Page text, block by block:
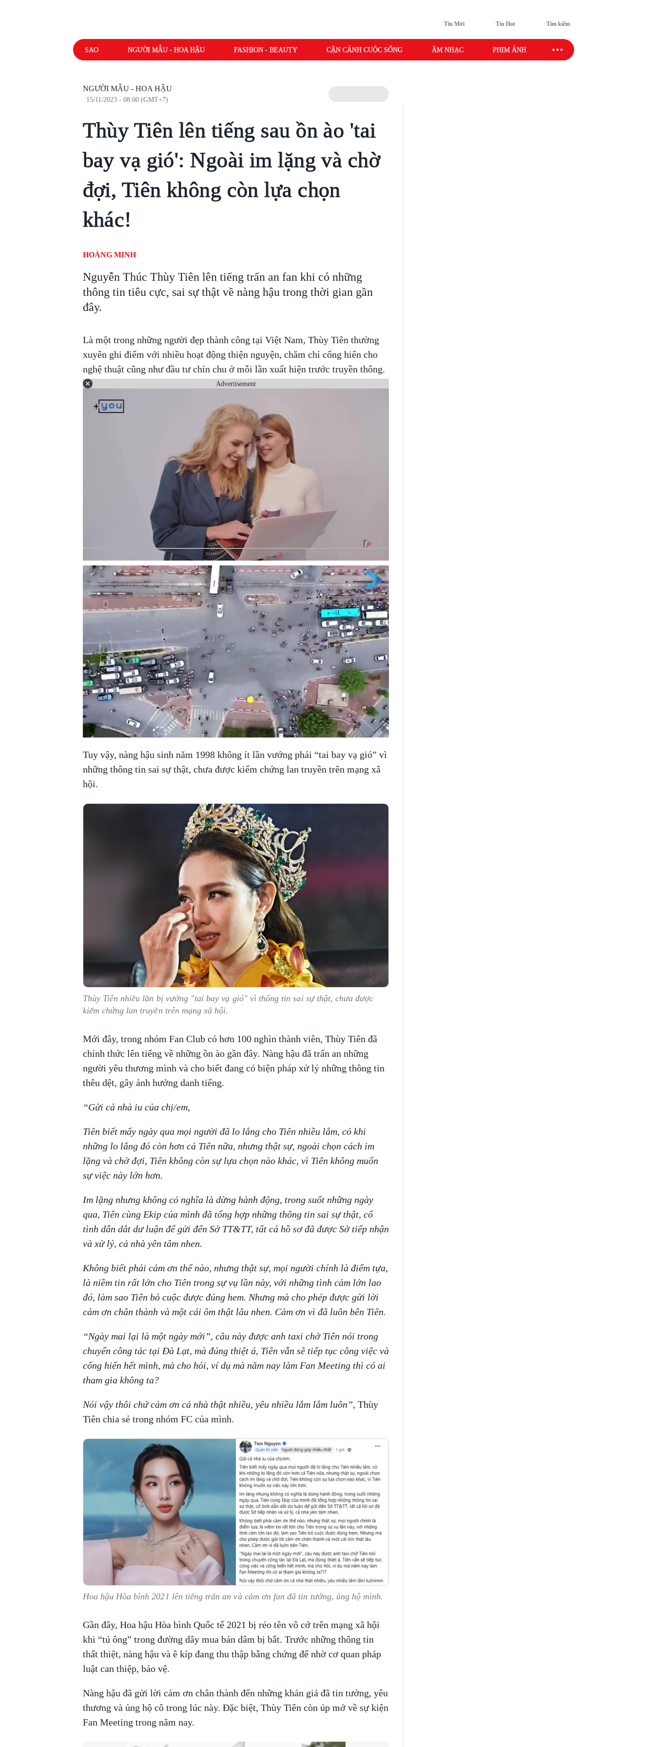
Tin Mới Tin Hot Tìm kiếm
SAO NGƯỜI MẪU - HOA HẬU FASHION - BEAUTY CẬN CẢNH CUỘC SỐNG ÂM NHẠC PHIM ẢNH SAO SPORT
NGƯỜI MẪU - HOA HẬU
15/11/2023 - 08:00 (GMT+7)
Thùy Tiên lên tiếng sau ồn ào 'tai
bay vạ gió': Ngoài im lặng và chờ
đợi, Tiên không còn lựa chọn
khác!
HOÀNG MINH
Nguyễn Thúc Thùy Tiên lên tiếng trấn an fan khi có những
thông tin tiêu cực, sai sự thật về nàng hậu trong thời gian gần
đây.
Là một trong những người đẹp thành công tại Việt Nam, Thùy Tiên thường
xuyên ghi điểm với nhiều hoạt động thiện nguyện, chăm chỉ cống hiến cho
nghệ thuật cũng như đầu tư chỉn chu ở mỗi lần xuất hiện trước truyền thông.
Advertisement
Tuy vậy, nàng hậu sinh năm 1998 không ít lần vướng phải “tai bay vạ gió” vì
những thông tin sai sự thật, chưa được kiểm chứng lan truyền trên mạng xã
hội.
Thùy Tiên nhiều lần bị vướng "tai bay vạ gió" vì thông tin sai sự thật, chưa được
kiểm chứng lan truyền trên mạng xã hội.
Mới đây, trong nhóm Fan Club có hơn 100 nghìn thành viên, Thùy Tiên đã
chính thức lên tiếng về những ồn ào gần đây. Nàng hậu đã trấn an những
người yêu thương mình và cho biết đang có biện pháp xử lý những thông tin
thêu dệt, gây ảnh hưởng danh tiếng.
“Gửi cả nhà iu của chị/em,
Tiên biết mấy ngày qua mọi người đã lo lắng cho Tiên nhiều lắm, có khi
những lo lắng đó còn hơn cả Tiên nữa, nhưng thật sự, ngoài chọn cách im
lặng và chờ đợi, Tiên không còn sự lựa chọn nào khác, vì Tiên không muốn
sự việc này lớn hơn.
Im lặng nhưng không có nghĩa là dừng hành động, trong suốt những ngày
qua, Tiên cùng Ekip của mình đã tổng hợp những thông tin sai sự thật, cố
tình dẫn dắt dư luận để gửi đến Sở TT&TT, tất cả hồ sơ đã được Sở tiếp nhận
và xử lý, cả nhà yên tâm nhen.
Không biết phải cảm ơn thế nào, nhưng thật sự, mọi người chính là điểm tựa,
là niềm tin rất lớn cho Tiên trong sự vụ lần này, với những tình cảm lớn lao
đó, làm sao Tiên bỏ cuộc được đúng hem. Nhưng mà cho phép được gửi lời
cảm ơn chân thành và một cái ôm thật lâu nhen. Cảm ơn vì đã luôn bên Tiên.
“Ngày mai lại là một ngày mới”, câu này được anh taxi chở Tiên nói trong
chuyến công tác tại Đà Lạt, mà đúng thiệt á, Tiên vẫn sẽ tiếp tục công việc và
cống hiến hết mình, mà cho hỏi, ví dụ mà năm nay làm Fan Meeting thì có ai
tham gia không ta?
Nói vậy thôi chứ cảm ơn cả nhà thật nhiều, yêu nhiều lắm lắm luôn”, Thùy
Tiên chia sẻ trong nhóm FC của mình.
Hoa hậu Hòa bình 2021 lên tiếng trấn an và cảm ơn fan đã tin tưởng, ủng hộ mình.
Gần đây, Hoa hậu Hòa bình Quốc tế 2021 bị réo tên vô cớ trên mạng xã hội
khi “tú ông” trong đường dây mua bán dâm bị bắt. Trước những thông tin
thất thiệt, nàng hậu và ê kíp đang thu thập bằng chứng để nhờ cơ quan pháp
luật can thiệp, bảo vệ.
Nàng hậu đã gửi lời cảm ơn chân thành đến những khán giả đã tin tưởng, yêu
thương và ủng hộ cô trong lúc này. Đặc biệt, Thùy Tiên còn úp mở về sự kiện
Fan Meeting trong năm nay.